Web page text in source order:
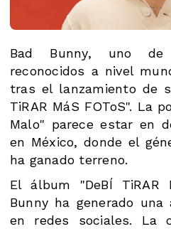
Bad Bunny, uno
reconocidos a nivel
tras el lanzamiento de
TiRAR MáS FOToS". La
Malo" parece estar en
en México, donde el
ha ganado terreno.
El álbum "DeBÍ TiRAR
Bunny ha generado
en redes sociales. La